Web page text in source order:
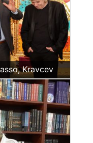
Kravcev